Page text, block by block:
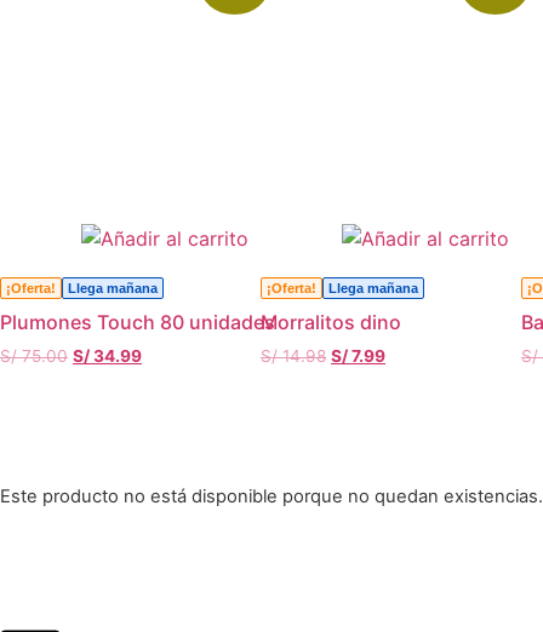
¡Oferta! Llega mañana
Plumones Touch 80 unidades
S/75.00 S/34.99
¡Oferta! Llega mañana
Morralitos dino
S/14.98 S/7.99 S/
Este producto no está disponible porque no quedan existencias.